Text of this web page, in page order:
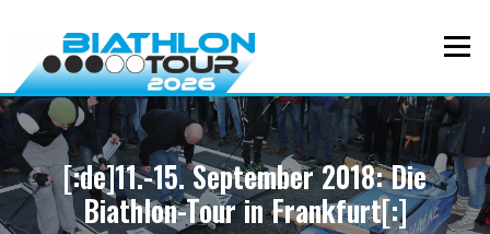
Inhalt
Menü
[:de]11.-15. September 2018: Die
Biathlon-Tour in Frankfurt[:]